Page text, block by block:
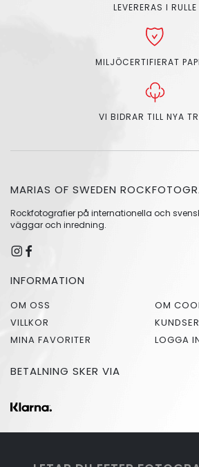
LEVERERAS I RULLE
MILJÖCERTIFIERAT
VI BIDRAR TILL NYA
MARIAS OF SWEDEN
Rockfotografier på internationella och
väggar och inredning.
INFORMATION
OM OSS
OM
VILLKOR
MINA FAVORITER
LOGGA
BETALNING SKER VIA